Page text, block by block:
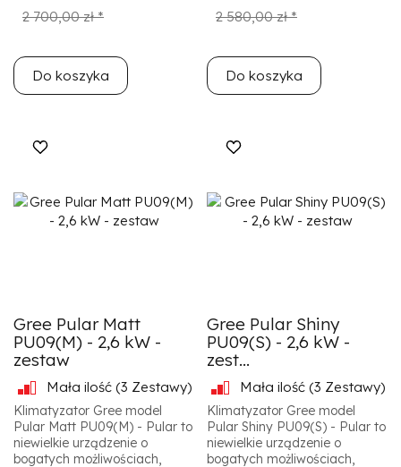
2 700,00 zł *
Do koszyka
2 580,00 zł *
Do koszyka
Gree Pular Matt
PU09(M) - 2,6 kW -
zestaw
Mała ilość (3 Zestawy)
Klimatyzator Gree model
Pular Matt PU09(M) - Pular to
niewielkie urządzenie o
bogatych możliwościach,
Gree Pular Shiny
PU09(S) - 2,6 kW -
zest...
Mała ilość (3 Zestawy)
Klimatyzator Gree model
Pular Shiny PU09(S) - Pular to
niewielkie urządzenie o
bogatych możliwościach,